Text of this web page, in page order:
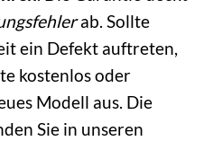
ab. Sollte
ein Defekt auftreten,
kostenlos oder
Modell aus. Die
Sie in unseren